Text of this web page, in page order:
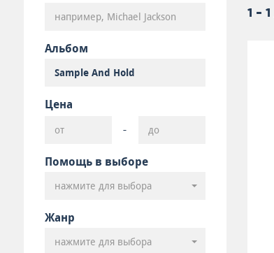
Альбом
Цена
-
Помощь в выборе
нажмите для выбора
Жанр
нажмите для выбора
1 -